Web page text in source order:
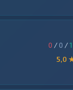
0 / 0 /1
5,0